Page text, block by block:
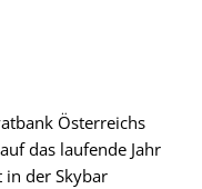
Österreichs
das laufende Jahr
in der Skybar